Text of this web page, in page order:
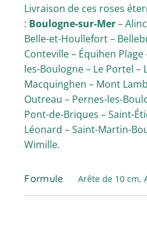
Livraison de ces roses
: Boulogne-sur-Mer–
Belle-et-Houllefort –
Conteville – Équihen Plage
les-Boulogne – Le Portel –
Macquinghen – Mont
Outreau – Pernes-les-
Pont-de-Briques – Saint-
Léonard – Saint-Martin-
Wimille.
Formule Arête de 10 cm,